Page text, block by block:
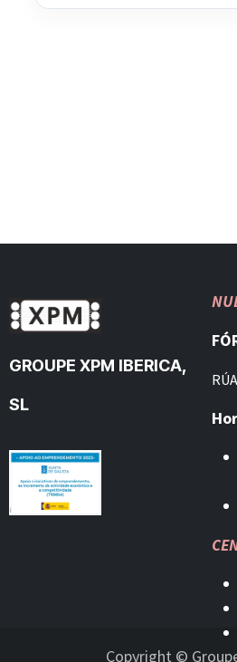
GROUPE XPM IBERICA,
SL
Copyright ©